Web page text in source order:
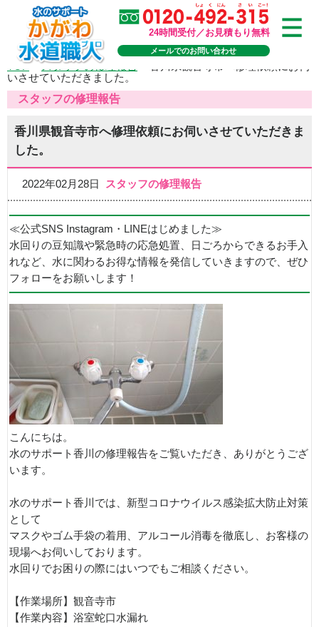
24時間受付／お見積もり無料
メールでのお問い合わせ
TOP>スタッフの修理報告
いさせていただきました。
スタッフの修理報告
香川県観音寺市へ修理依頼にお伺いさせていただきま
した。
2022年02月28日 スタッフの修理報告
≪公式SNS Instagram・LINEはじめました≫
水回りの豆知識や緊急時の応急処置、日ごろからできるお手入
れなど、水に関わるお得な情報を発信していきますので、ぜひ
フォローをお願いします！
こんにちは。
水のサポート香川の修理報告をご覧いただき、ありがとうござ
います。
水のサポート香川では、新型コロナウイルス感染拡大防止対策
として
マスクやゴム手袋の着用、アルコール消毒を徹底し、お客様の
現場へお伺いしております。
水回りでお困りの際にはいつでもご相談ください。
【作業場所】観音寺市
【作業内容】浴室蛇口水漏れ